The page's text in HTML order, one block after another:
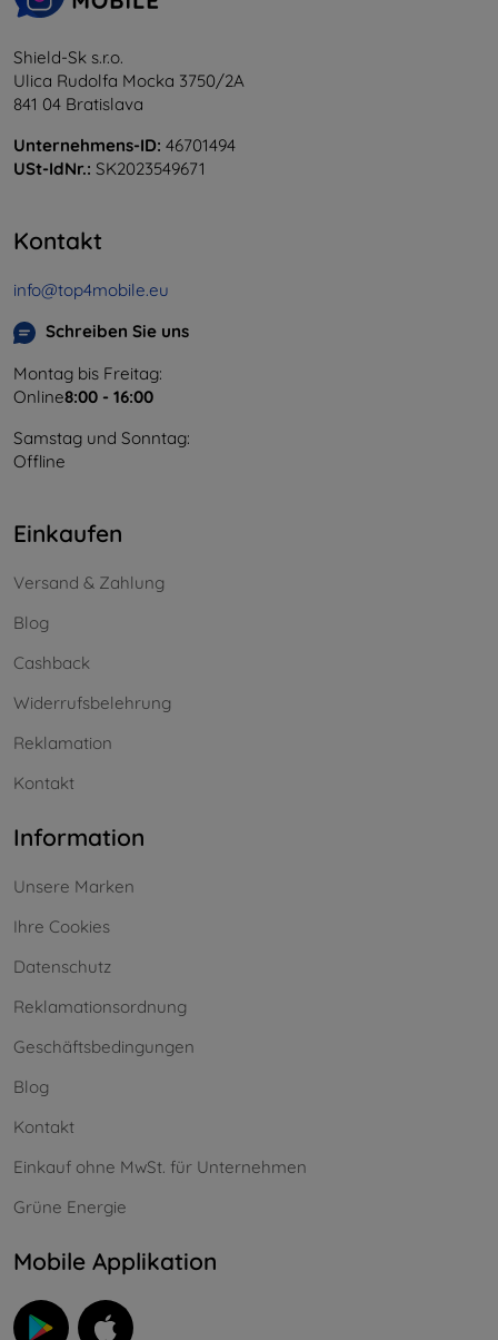
Shield-Sk s.r.o.
Ulica Rudolfa Mocka 3750/2A
841 04 Bratislava
Unternehmens-ID: 46701494
USt-IdNr.: SK2023549671
Kontakt
info@top4mobile.eu
Schreiben Sie uns
Montag bis Freitag:
Online8:00 - 16:00
Samstag und Sonntag:
Offline
Einkaufen
Versand & Zahlung
Blog
Cashback
Widerrufsbelehrung
Reklamation
Kontakt
Information
Unsere Marken
Ihre Cookies
Datenschutz
Reklamationsordnung
Geschäftsbedingungen
Blog
Kontakt
Einkauf ohne MwSt. für Unternehmen
Grüne Energie
Mobile Applikation